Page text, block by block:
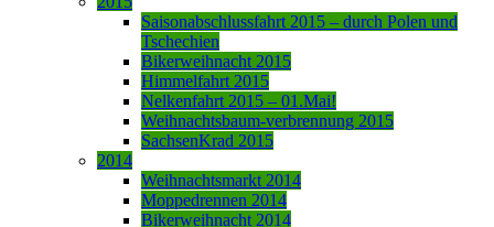
Saisonabschlussfahrt 2015 – durch Polen und
Tschechien
Bikerweihnacht 2015
Himmelfahrt 2015
Nelkenfahrt 2015 – 01.Mai!
Weihnachtsbaum-verbrennung 2015
SachsenKrad 2015
2014
Weihnachtsmarkt 2014
Moppedrennen 2014
Bikerweihnacht 2014